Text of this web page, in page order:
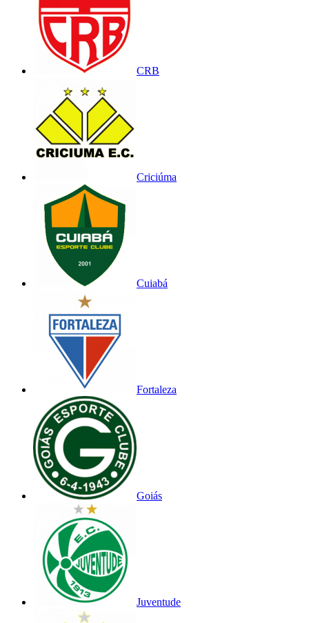
CRB
Criciúma
Cuiabá
Fortaleza
Goiás
Juventude